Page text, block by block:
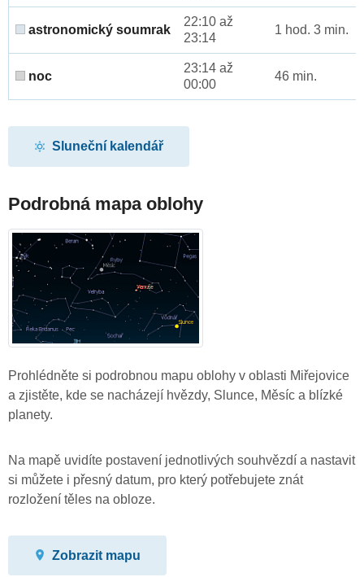
astronomický soumrak
22:10 až
23:14
1 hod. 3 min.
noc
23:14 až
00:00
46 min.
Sluneční kalendář
Podrobná mapa oblohy
Prohlédněte si podrobnou mapu oblohy v oblasti Miřejovice
a zjistěte, kde se nacházejí hvězdy, Slunce, Měsíc a blízké
planety.
Na mapě uvidíte postavení jednotlivých souhvězdí a nastavit
si můžete i přesný datum, pro který potřebujete znát
rozložení těles na obloze.
Zobrazit mapu